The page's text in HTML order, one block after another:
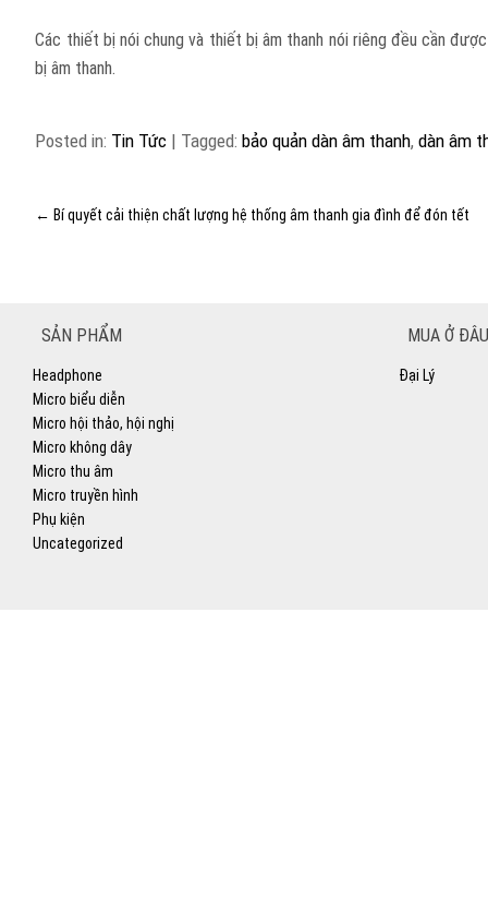
Các thiết bị nói chung và thiết bị âm thanh nói riêng đều cần
bị âm thanh.
Posted in: Tin Tức | Tagged:bảo quản dàn âm thanh,dàn âm
← Bí quyết cải thiện chất lượng hệ thống âm thanh gia đình để đón tết
SẢN PHẨM
Headphone
Micro biểu diễn
Micro hội thảo, hội nghị
Micro không dây
Micro thu âm
Micro truyền hình
Phụ kiện
Uncategorized
MUA Ở
Đại Lý